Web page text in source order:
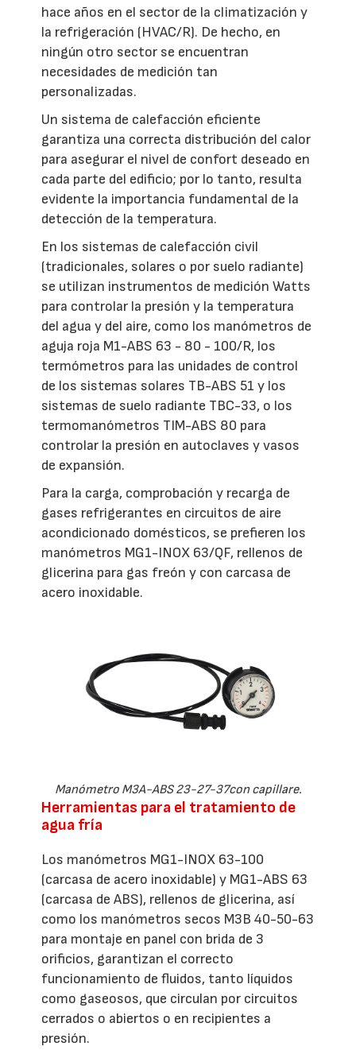
hace años en el sector de la climatización y
la refrigeración (HVAC/R). De hecho, en
ningún otro sector se encuentran
necesidades de medición tan
personalizadas.
Un sistema de calefacción eficiente
garantiza una correcta distribución del calor
para asegurar el nivel de confort deseado en
cada parte del edificio; por lo tanto, resulta
evidente la importancia fundamental de la
detección de la temperatura.
En los sistemas de calefacción civil
(tradicionales, solares o por suelo radiante)
se utilizan instrumentos de medición Watts
para controlar la presión y la temperatura
del agua y del aire, como los manómetros de
aguja roja M1-ABS 63 - 80 - 100/R, los
termómetros para las unidades de control
de los sistemas solares TB-ABS 51 y los
sistemas de suelo radiante TBC-33, o los
termomanómetros TIM-ABS 80 para
controlar la presión en autoclaves y vasos
de expansión.
Para la carga, comprobación y recarga de
gases refrigerantes en circuitos de aire
acondicionado domésticos, se prefieren los
manómetros MG1-INOX 63/QF, rellenos de
glicerina para gas freón y con carcasa de
acero inoxidable.
Manómetro M3A-ABS 23-27-37con capillare.
Herramientas para el tratamiento de
agua fría
Los manómetros MG1-INOX 63-100
(carcasa de acero inoxidable) y MG1-ABS 63
(carcasa de ABS), rellenos de glicerina, así
como los manómetros secos M3B 40-50-63
para montaje en panel con brida de 3
orificios, garantizan el correcto
funcionamiento de fluidos, tanto líquidos
como gaseosos, que circulan por circuitos
cerrados o abiertos o en recipientes a
presión.